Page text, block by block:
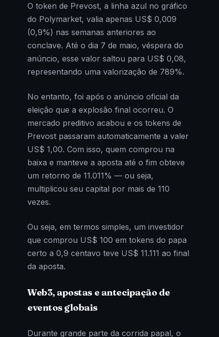
O token de Prevost, a linha azul no gráfico
do Polymarket, valia apenas US$ 0,009
(0,9%) nas semanas anteriores ao
conclave. Até o dia 7 de maio, véspera do
anúncio, esse valor saltou para US$ 0,08,
representando uma valorização de 789%.
No entanto, foi após o anúncio oficial da
eleição que a explosão final ocorreu. O
mercado preditivo acabou e os tokens de
Prevost passaram automaticamente a valer
US$ 1,00. Com isso, quem comprou na
baixa e manteve a aposta até o fim obteve
um retorno de 11.011% — ou seja,
multiplicou seu capital por mais de 110
vezes.
Ou seja, em termos simples, um investidor
que comprou US$ 100 em tokens do papa
certo a 0,9 centavo teve US$ 11.111 ao final
da aposta.
Web3, apostas e antecipação de
eventos globais
Durante grande parte da corrida papal, o